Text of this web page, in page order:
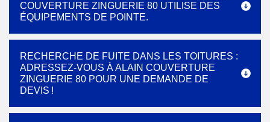
COUVERTURE ZINGUERIE 80 UTILISE DES
ÉQUIPEMENTS DE POINTE.
RECHERCHE DE FUITE DANS LES TOITURES :
ADRESSEZ-VOUS À ALAIN COUVERTURE
ZINGUERIE 80 POUR UNE DEMANDE DE
DEVIS !